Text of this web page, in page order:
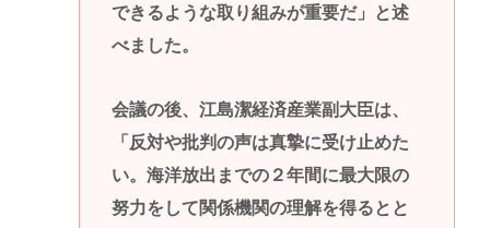
できるような取り組みが重要だ」と述
べました。
会議の後、江島潔経済産業副大臣は、
「反対や批判の声は真摯に受け止めた
い。海洋放出までの２年間に最大限の
努力をして関係機関の理解を得るとと